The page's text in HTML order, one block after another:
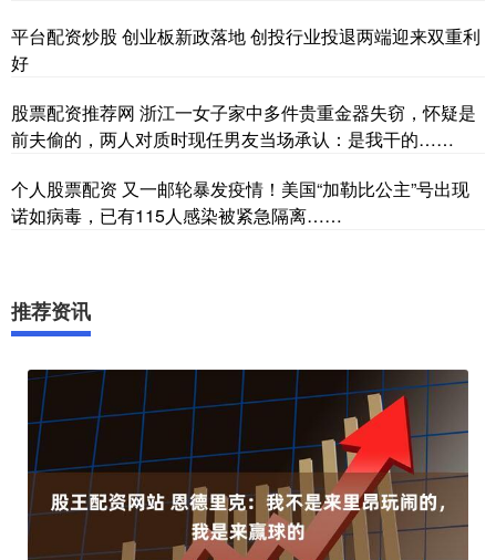
平台配资炒股 创业板新政落地 创投行业投退两端迎来双重利
好
股票配资推荐网 浙江一女子家中多件贵重金器失窃，怀疑是
前夫偷的，两人对质时现任男友当场承认：是我干的……
个人股票配资 又一邮轮暴发疫情！美国“加勒比公主”号出现
诺如病毒，已有115人感染被紧急隔离……
推荐资讯